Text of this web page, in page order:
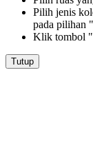
Pilih jenis
pada pilihan
Klik tombol
Tutup